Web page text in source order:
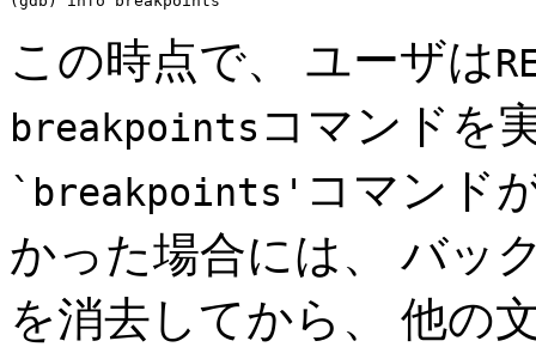
この時点で、 ユーザは
breakpoints コマンドを
`breakpoints' コマンド
かった場合には、 バッ
を消去してから、 他の